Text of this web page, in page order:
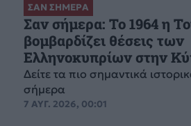
ΣΑΝ ΣΗΜΕΡΑ
Σαν σήμερα: Το 1964 η
βομβαρδίζει θέσεις των
Ελληνοκυπρίων στην
Δείτε τα πιο σημαντικά
σήμερα
7 ΑΥΓ. 2026, 00:01